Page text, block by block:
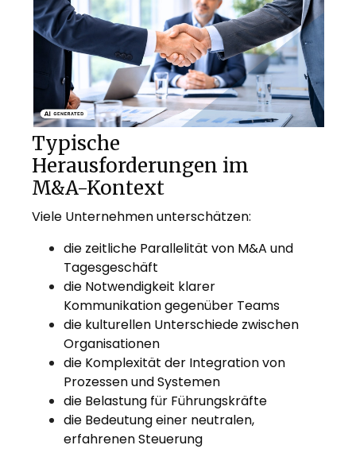
Typische
Herausforderungen im
M&A-Kontext
Viele Unternehmen unterschätzen:
die zeitliche Parallelität von M&A und
Tagesgeschäft
die Notwendigkeit klarer
Kommunikation gegenüber Teams
die kulturellen Unterschiede zwischen
Organisationen
die Komplexität der Integration von
Prozessen und Systemen
die Belastung für Führungskräfte
die Bedeutung einer neutralen,
erfahrenen Steuerung